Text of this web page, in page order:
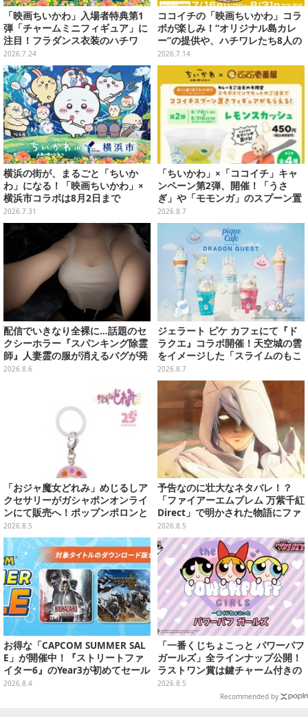
「映画ちいかわ」入場者特典第1
弾「チャームミニフィギュア」に
注目！フラダンス衣装のハチワ
レ、うさぎら全8種類
2026.7.24
ココイチの「映画ちいかわ」コラ
ボが楽しみ！“オリジナル島カレ
ー”の提供や、ハチワレたち8人の
スプーン置きフィギュアをプレゼ
ント
2026.7.14
横浜の街が、まるごと「ちいか
わ」になる！「映画ちいかわ」×
横浜市コラボは8月2日まで
2026.7.31
「ちいかわ」×「ココイチ」キャ
ンペーン第2弾、開催！「うさ
ぎ」や「モモンガ」のスプーン置
きをGETしよう
2026.8.7
配信でいきなり全裸に…話題のセ
クシーホラー『スパンキング除霊
師』人妻霊の服が消えるバグが発
生。「丸裸になる現象を泣きなが
2026.8.6
ジェラート ピケ カフェにて『ド
ラクエ』コラボ開催！天空城の雲
をイメージした「スライムのもこ
もこ天空クレープ」などを提供
2026.8.7
「おジャ魔女どれみ」めじるしア
クセサリーがガシャポンオンライ
ンにて販売へ！ポップンポロンと
魔法玉の2連チャームなど全9種
2026.8.5
予告なのに壮大なネタバレ！？
「ファイアーエムブレム 万紫千紅
Direct」で明かされた物語にファ
ンも震え上がる
2026.8.5
お得な「CAPCOM SUMMER SAL
E」が開催中！『ストリートファ
イター6』のYear3が初めてセール
対象に
2026.8.4
「一番くじちょこっと パワーパフ
ガールズ」全ラインナップ公開！
ラストワン賞は鍵チャーム付きの
シール帳スペシャルセットを用意
2026.8.5
Recommended by